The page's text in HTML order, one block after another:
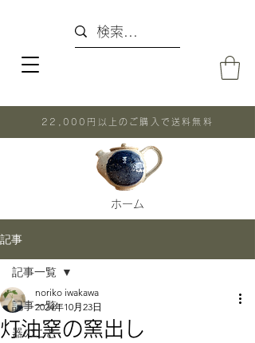
22,000円以上のご購入で送料無料
ホーム
記事
記事一覧
器のこと
記事一覧
灯油窯の窯出し
noriko iwakawa
2024年10月23日